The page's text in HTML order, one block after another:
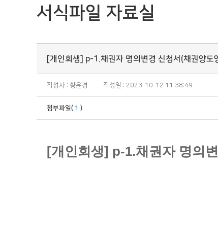
서식파일 자료실
[개인회생] p-1.채권자 명의변경 신청서(채권양도
작성자 : 황윤경 작성일 : 2023-10-12 11:38:49
첨부파일( 1 )
[개인회생] p-1.채권자 명의